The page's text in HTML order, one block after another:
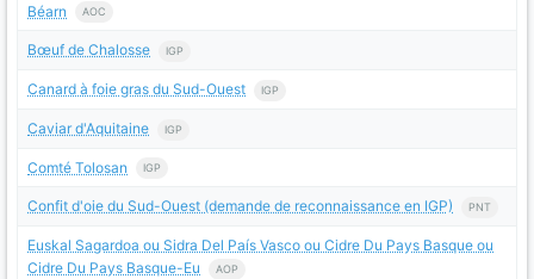
Béarn AOC
Bœuf de Chalosse IGP
Canard à foie gras du Sud-Ouest IGP
Caviar d'Aquitaine IGP
Comté Tolosan IGP
Confit d'oie du Sud-Ouest (demande de reconnaissance en IGP) PNT
Euskal Sagardoa ou Sidra Del País Vasco ou Cidre Du Pays Basque ou
Cidre Du Pays Basque-Eu
AOP